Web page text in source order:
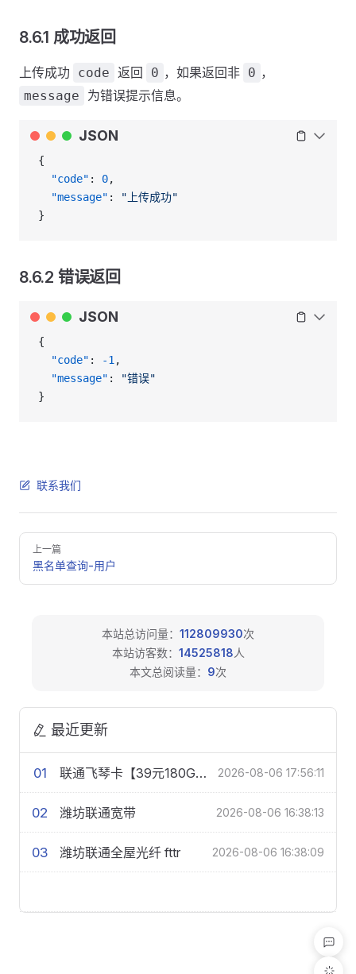
8.6.1 成功返回
上传成功 code 返回 0 ，如果返回非 0 ，
message 为错误提示信息。
JSON
{
  "code"
: 0,
  "message"
:
"上传成功"
}
8.6.2 错误返回
JSON
{
  "code"
: -1 ,
  "message"
:
"错误"
}
联系我们
Pager
上一篇
黑名单查询-用户
本站总访问量： 112809930次
本站访客数： 14525818人
本文总阅读量： 9次
最近更新
01 联通飞琴卡【39元180G+200分钟】 2026-08-06 17:56:11
02 潍坊联通宽带 2026-08-06 16:38:13
03 潍坊联通全屋光纤 fttr 2026-08-06 16:38:09